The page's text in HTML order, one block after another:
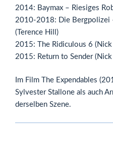
2014: Baymax – Riesiges
2010-2018: Die Bergpolizei
(Terence Hill)
2015: The Ridiculous 6
2015: Return to Sender
Im Film The Expendables
Sylvester Stallone als auch
derselben Szene.